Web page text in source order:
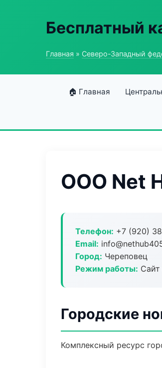
Бесплатный
Главная » Северо-Западный
🏠 Главная
ООО Net
Телефон: +7 (920)
Email:
Город: Череповец
Режим работы:
Городские
Комплексный ресурс